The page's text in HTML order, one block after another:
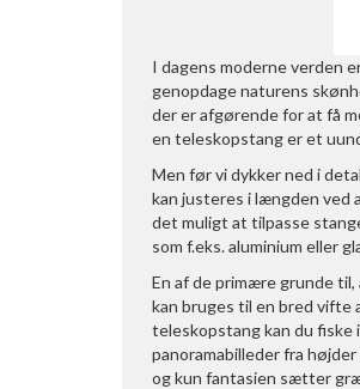
I dagens moderne verden
genopdage naturens
der er afgørende for at få
en teleskopstang er et
Men før vi dykker ned i
kan justeres i længden ved
det muligt at tilpasse
som f.eks. aluminium eller
En af de primære grunde
kan bruges til en bred vifte
teleskopstang kan du
panoramabilleder fra
og kun fantasien sætter